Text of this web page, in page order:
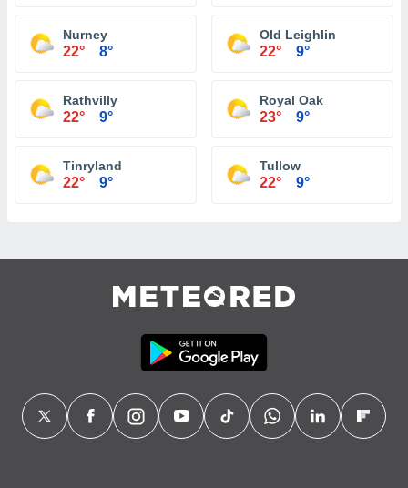
Nurney
22° 8°
Old Leighlin
22° 9°
Rathvilly
22° 9°
Royal Oak
23° 9°
Tinryland
22° 9°
Tullow
22° 9°